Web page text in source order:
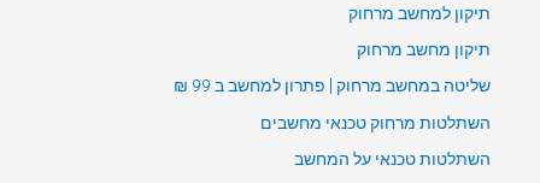
תיקון למחשב מרחוק
תיקון מחשב מרחוק
שליטה במחשב מרחוק | פתרון למחשב ב 99 ₪
השתלטות מרחוק טכנאי מחשבים
השתלטות טכנאי על המחשב